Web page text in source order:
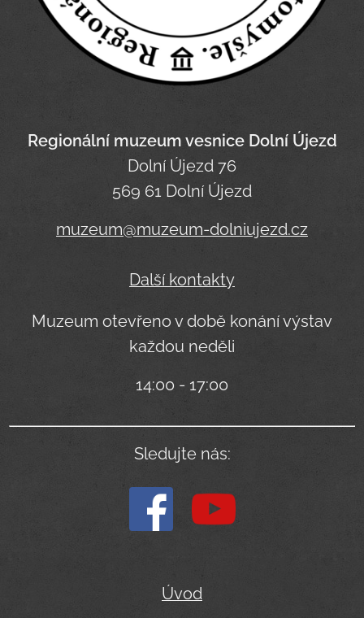
Regionální muzeum vesnice Dolní Újezd
Dolní Újezd 76
569 61 Dolní Újezd
muzeum@muzeum-dolniujezd.cz
Další kontakty
Muzeum otevřeno v době konání výstav
každou neděli
14:00 - 17:00
Sledujte nás:
Úvod